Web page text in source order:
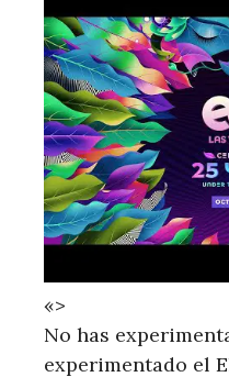
«>
No has
experimentado el